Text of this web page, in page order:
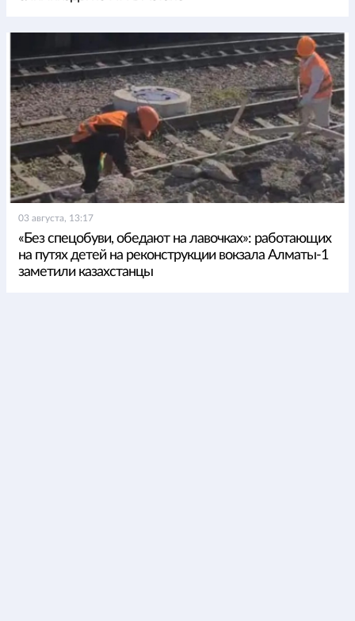
03 августа, 13:17
«Без спецобуви, обедают на лавочках»: работающих
на путях детей на реконструкции вокзала Алматы-1
заметили казахстанцы